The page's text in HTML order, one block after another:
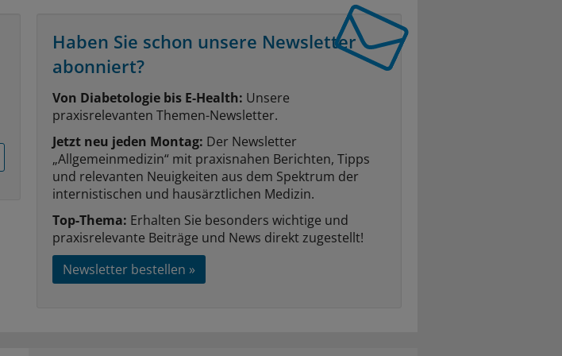
Haben Sie schon unsere Newsletter
abonniert?
Von Diabetologie bis E-Health: Unsere
praxisrelevanten Themen-Newsletter.
Jetzt neu jeden Montag: Der Newsletter
„Allgemeinmedizin“ mit praxisnahen Berichten, Tipps
und relevanten Neuigkeiten aus dem Spektrum der
internistischen und hausärztlichen Medizin.
Top-Thema: Erhalten Sie besonders wichtige und
praxisrelevante Beiträge und News direkt zugestellt!
Newsletter bestellen »